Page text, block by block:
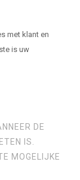
met klant en
is uw
DE
IS.
MOGELIJKE